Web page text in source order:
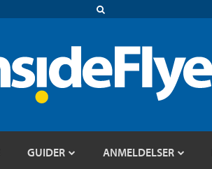
GUIDER ANMELDELSER